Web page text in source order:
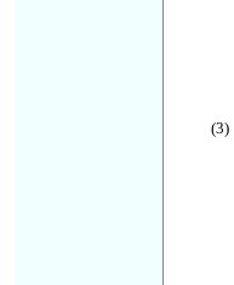
(3)